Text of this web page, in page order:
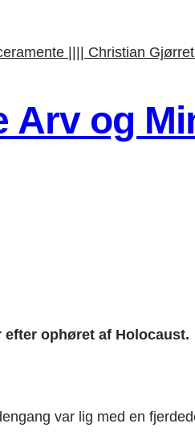
|||| Christian Gjørret
Arv og
ophøret af Holocaust.
var lig med en